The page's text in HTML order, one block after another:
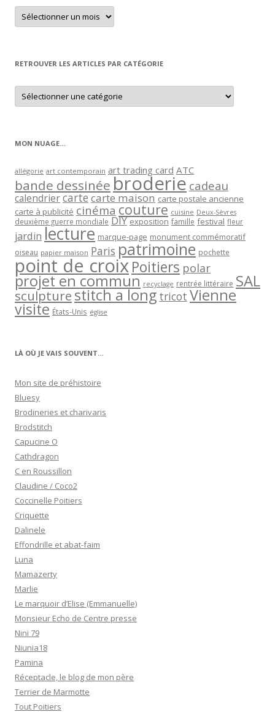
Retrouver
un
article
RETROUVER LES ARTICLES PAR CATÉGORIE
Retrouver
les
articles
MON NUAGE…
allégorie art contemporain art trading card ATC
bande dessinée broderie cadeau
calendriercartecarte maison carte postale ancienne
carte à publicité cinéma couture cuisine Deux-Sèvres
deuxième guerre mondiale DIY exposition famille festival fleur
jardin lecture marque-page monument commémoratif
oiseau papier maison Paris patrimoine pochette
point de croixPoitiers polar
projet en commun recyclage rentrée littéraire SAL
sculpturestitch a long tricot Vienne
visite États-Unis église
LÀ OÙ JE VAIS SOUVENT…
Mon site de préhistoire
Bluesy
Brodineries et charivaris
Brodstitch
Capucine O
Cathdragon
C en Roussillon
Claudine / Coco2
Coccinelle Poitiers
Criquette
Dalinele
Effondrille et abat-faim
Luna
Mamazerty
Marlie
Le marquoir d’Elise (Emmanuelle)
Monsieur Echo de Centre presse
Nini 79
Niunia18
Pamina
Réceptacle, le blog de mon père
Terrier de Marmotte
Tout Poitiers